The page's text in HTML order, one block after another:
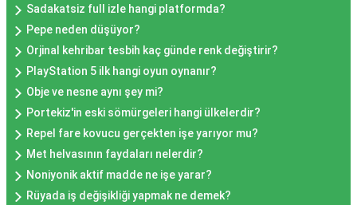
Sadakatsiz full izle hangi platformda?
Pepe neden düşüyor?
Orjinal kehribar tesbih kaç günde renk değiştirir?
PlayStation 5 ilk hangi oyun oynanır?
Obje ve nesne aynı şey mi?
Portekiz'in eski sömürgeleri hangi ülkelerdir?
Repel fare kovucu gerçekten işe yarıyor mu?
Met helvasının faydaları nelerdir?
Noniyonik aktif madde ne işe yarar?
Rüyada iş değişikliği yapmak ne demek?